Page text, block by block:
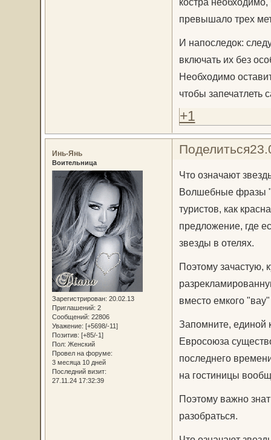
превышало трех
И напоследок:
включать их без
Необходимо
чтобы
+1
Поделиться
Инь-Янь
Воительница
Зарегистрирован: 20.02.13
Приглашений: 2
Сообщений: 22806
Уважение: [+5698/-11]
Позитив: [+85/-1]
Пол: Женский
Провел на форуме:
3 месяца 10 дней
Последний визит:
27.11.24 17:32:39
Что означают
Волшебные фразы
туристов, как
предложение, где
звезды в отелях.
Поэтому зачастую,
вместо емкого
Запомните, единой
Евросоюза
последнего
на гостиницы
Поэтому важно
разобраться.